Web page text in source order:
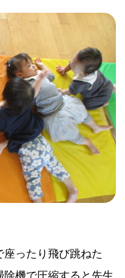
ったり飛び跳ねた
除機で圧縮すると先生